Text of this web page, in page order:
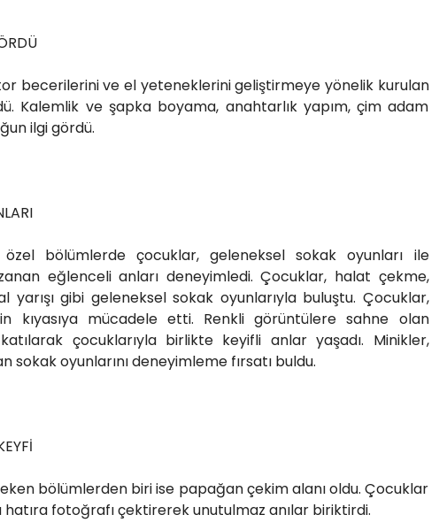
becerilerini ve el yeteneklerini geliştirmeye yönelik kurulan
Kalemlik ve şapka boyama, anahtarlık yapım, çim adam
ilgi gördü.
bölümlerde çocuklar, geleneksel sokak oyunları ile
eğlenceli anları deneyimledi. Çocuklar, halat çekme,
yarışı gibi geleneksel sokak oyunlarıyla buluştu. Çocuklar,
kıyasıya mücadele etti. Renkli görüntülere sahne olan
çocuklarıyla birlikte keyifli anlar yaşadı. Minikler,
sokak oyunlarını deneyimleme fırsatı buldu.
bölümlerden biri ise papağan çekim alanı oldu. Çocuklar
fotoğrafı çektirerek unutulmaz anılar biriktirdi.